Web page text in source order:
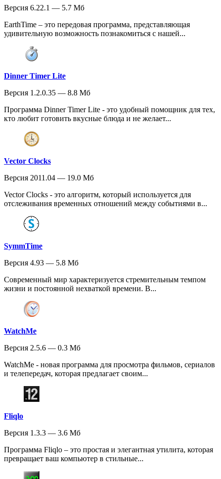
Версия 6.22.1 — 5.7 Мб
EarthTime – это передовая программа, представляющая
удивительную возможность познакомиться с нашей...
Dinner Timer Lite
Версия 1.2.0.35 — 8.8 Мб
Программа Dinner Timer Lite - это удобный помощник для тех,
кто любит готовить вкусные блюда и не желает...
Vector Clocks
Версия 2011.04 — 19.0 Мб
Vector Clocks - это алгоритм, который используется для
отслеживания временных отношений между событиями в...
SymmTime
Версия 4.93 — 5.8 Мб
Современный мир характеризуется стремительным темпом
жизни и постоянной нехваткой времени. В...
WatchMe
Версия 2.5.6 — 0.3 Мб
WatchMe - новая программа для просмотра фильмов, сериалов
и телепередач, которая предлагает своим...
Fliqlo
Версия 1.3.3 — 3.6 Мб
Программа Fliqlo – это простая и элегантная утилита, которая
превращает ваш компьютер в стильные...